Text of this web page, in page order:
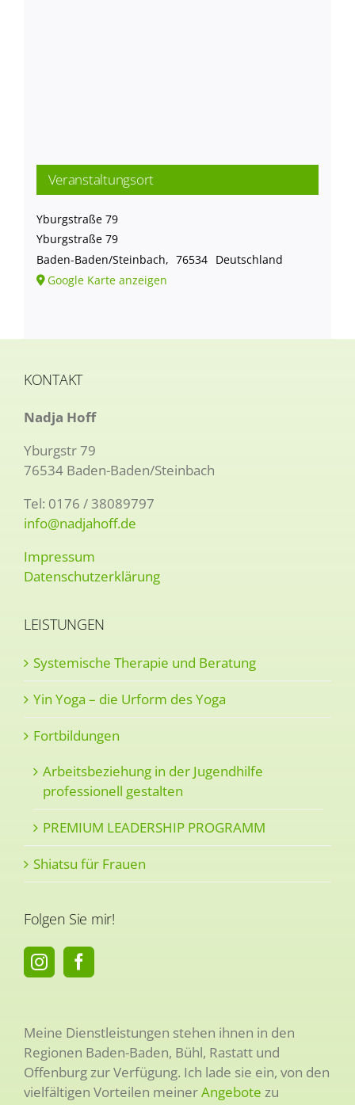
Veranstaltungsort
Yburgstraße 79
Yburgstraße 79
Baden-Baden/Steinbach, 76534 Deutschland
Google Karte anzeigen
KONTAKT
Nadja Hoff
Yburgstr 79
76534 Baden-Baden/Steinbach
Tel: 0176 / 38089797
info@nadjahoff.de
Impressum
Datenschutzerklärung
LEISTUNGEN
Systemische Therapie und Beratung
Yin Yoga – die Urform des Yoga
Fortbildungen
Arbeitsbeziehung in der Jugendhilfe
professionell gestalten
PREMIUM LEADERSHIP PROGRAMM
Shiatsu für Frauen
Folgen Sie mir!
Meine Dienstleistungen stehen ihnen in den
Regionen Baden-Baden, Bühl, Rastatt und
Offenburg zur Verfügung. Ich lade sie ein, von den
vielfältigen Vorteilen meinerAngebote zu